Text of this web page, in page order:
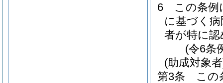
6
この条例
に基づく
者が特に
(令6条
(助成対象
第3条
この